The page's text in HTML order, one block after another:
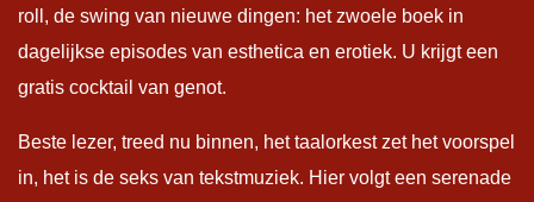
roll, de swing van nieuwe dingen: het zwoele boek in
dagelijkse episodes van esthetica en erotiek. U krijgt een
gratis cocktail van genot.
Beste lezer, treed nu binnen, het taalorkest zet het voorspel
in, het is de seks van tekstmuziek. Hier volgt een serenade